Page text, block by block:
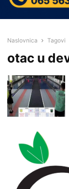
Naslovnica Tagovi
otac u